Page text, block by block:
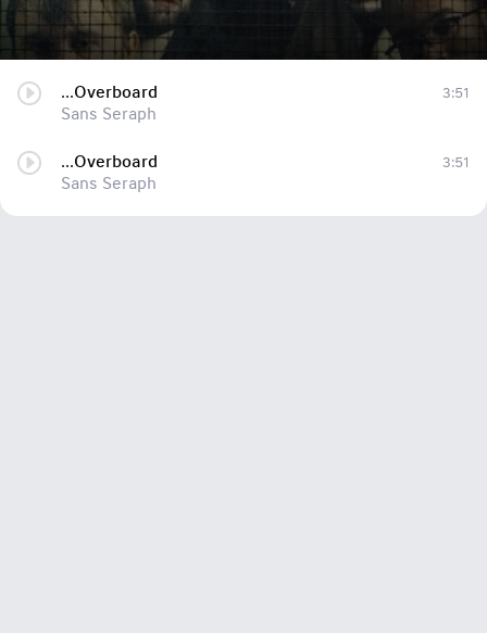
...Overboard
Sans Seraph
3:51
...Overboard
Sans Seraph
3:51